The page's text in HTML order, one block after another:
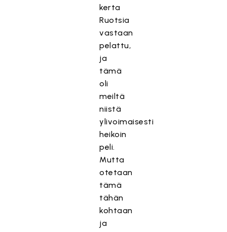
kerta
Ruotsia
vastaan
pelattu,
ja
tämä
oli
meiltä
niistä
ylivoimaisesti
heikoin
peli.
Mutta
otetaan
tämä
tähän
kohtaan
ja